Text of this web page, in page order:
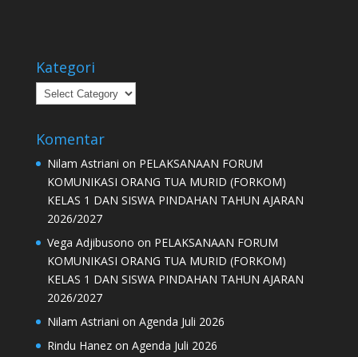
Kategori
Kategori
Komentar
Nilam Astriani on PELAKSANAAN FORUM
KOMUNIKASI ORANG TUA MURID (FORKOM)
KELAS 1 DAN SISWA PINDAHAN TAHUN AJARAN
2026/2027
Vega Adjibusono on PELAKSANAAN FORUM
KOMUNIKASI ORANG TUA MURID (FORKOM)
KELAS 1 DAN SISWA PINDAHAN TAHUN AJARAN
2026/2027
Nilam Astriani on Agenda Juli 2026
Rindu Hanezon Agenda Juli 2026